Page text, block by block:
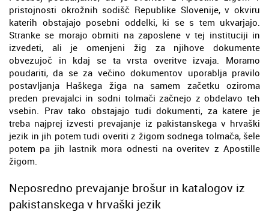
pristojnosti okrožnih sodišč Republike Slovenije, v okviru
katerih obstajajo posebni oddelki, ki se s tem ukvarjajo.
Stranke se morajo obrniti na zaposlene v tej instituciji in
izvedeti, ali je omenjeni žig za njihove dokumente
obvezujoč in kdaj se ta vrsta overitve izvaja. Moramo
poudariti, da se za večino dokumentov uporablja pravilo
postavljanja Haškega žiga na samem začetku oziroma
preden prevajalci in sodni tolmači začnejo z obdelavo teh
vsebin. Prav tako obstajajo tudi dokumenti, za katere je
treba najprej izvesti prevajanje iz pakistanskega v hrvaški
jezik in jih potem tudi overiti z žigom sodnega tolmača, šele
potem pa jih lastnik mora odnesti na overitev z Apostille
žigom.
Neposredno prevajanje brošur in katalogov iz
pakistanskega v hrvaški jezik